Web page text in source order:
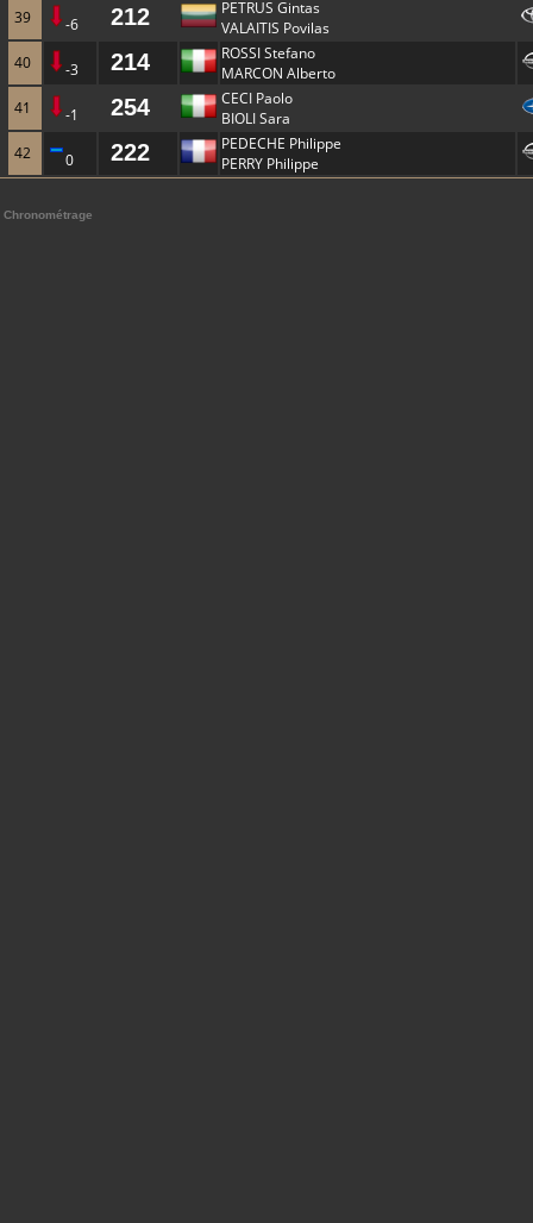
39 -6 212
PETRUS Gintas
VALAITIS Povilas
40
-3 214
ROSSI Stefano
MARCON Alberto
41
-1 254
CECI Paolo
BIOLI Sara
42
0 222
PEDECHE Philippe
PERRY Philippe
Chronométrage